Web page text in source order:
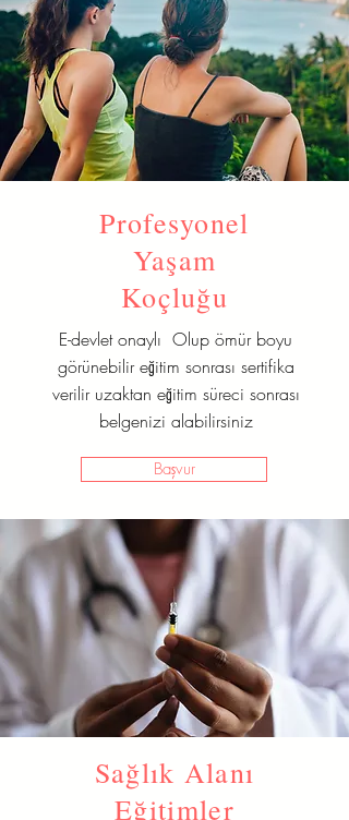
Profesyonel
Yaşam
Koçluğu
E-devlet onaylı Olup ömür boyu
görünebilir eğitim sonrası sertifika
verilir uzaktan eğitim süreci sonrası
belgenizi alabilirsiniz
Başvur
Sağlık Alanı
Eğitimler